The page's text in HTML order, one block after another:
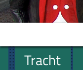
Tracht